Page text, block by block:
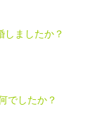
しましたか？
でしたか？